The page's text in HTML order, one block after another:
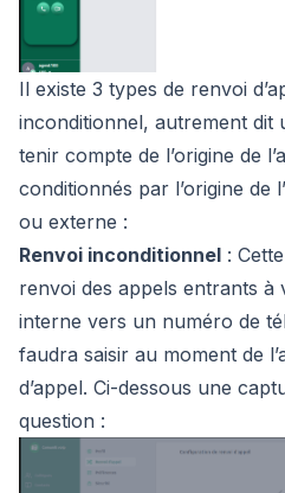
Il existe 3 types de renvoi
inconditionnel, autrement dit
tenir compte de l’origine de
conditionnés par l’origine de
ou externe :
Renvoi inconditionnel :
renvoi des appels entrants
interne vers un numéro de
faudra saisir au moment de
d’appel. Ci-dessous une
question :